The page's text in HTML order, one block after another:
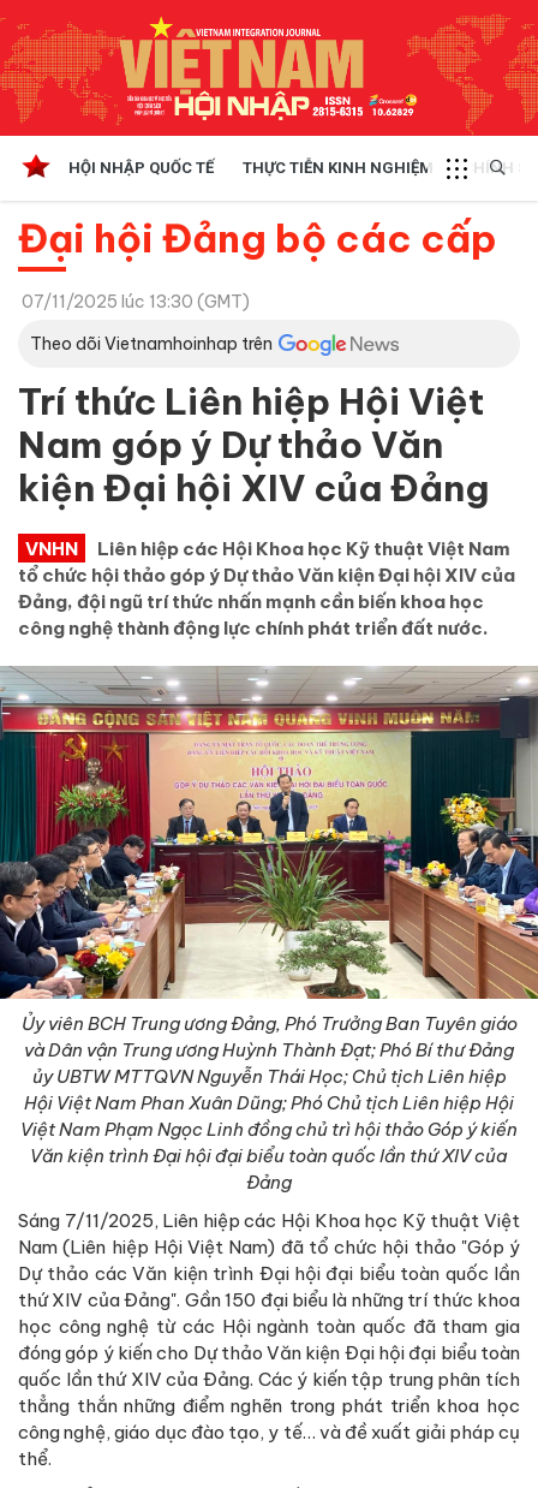
HỘI NHẬP QUỐC TẾ THỰC TIỄN KINH NGHIỆM CHÍNH
Đại hội Đảng bộ các cấp
07/11/2025 lúc 13:30 (GMT)
Theo dõi Vietnamhoinhap trên
Trí thức Liên hiệp Hội Việt
Nam góp ý Dự thảo Văn
kiện Đại hội XIV của Đảng
VNHN
Liên hiệp các Hội Khoa học Kỹ thuật Việt Nam
tổ chức hội thảo góp ý Dự thảo Văn kiện Đại hội XIV của
Đảng, đội ngũ trí thức nhấn mạnh cần biến khoa học
công nghệ thành động lực chính phát triển đất nước.
Ủy viên BCH Trung ương Đảng, Phó Trưởng Ban Tuyên giáo
và Dân vận Trung ương Huỳnh Thành Đạt; Phó Bí thư Đảng
ủy UBTW MTTQVN Nguyễn Thái Học; Chủ tịch Liên hiệp
Hội Việt Nam Phan Xuân Dũng; Phó Chủ tịch Liên hiệp Hội
Việt Nam Phạm Ngọc Linh đồng chủ trìhội thảo Góp ý kiến
Văn kiện trình Đại hội đại biểu toàn quốc lần thứ XIV của
Đảng
Sáng 7/11/2025, Liên hiệp các Hội Khoa học Kỹ thuật Việt
Nam (Liên hiệp Hội Việt Nam) đã tổ chức hội thảo "Góp ý
Dự thảo các Văn kiện trình Đại hội đại biểu toàn quốc lần
thứ XIV của Đảng". Gần 150 đại biểu là những trí thức khoa
học công nghệ từ các Hội ngành toàn quốc đã tham gia
đóng góp ý kiến cho Dự thảo Văn kiện Đại hội đại biểu toàn
quốc lần thứ XIV của Đảng. Các ý kiến tập trung phân tích
thẳng thắn những điểm nghẽn trong phát triển khoa học
công nghệ, giáo dục đào tạo, y tế… và đề xuất giải pháp cụ
thể.